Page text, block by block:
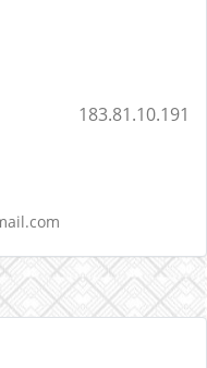
183.81.10.191